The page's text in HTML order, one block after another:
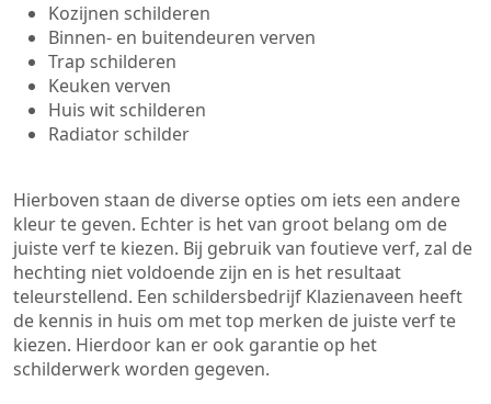
Kozijnen schilderen
Binnen- en buitendeuren verven
Trap schilderen
Keuken verven
Huis wit schilderen
Radiator schilder
Hierboven staan de diverse opties om iets een andere
kleur te geven. Echter is het van groot belang om de
juiste verf te kiezen. Bij gebruik van foutieve verf, zal de
hechting niet voldoende zijn en is het resultaat
teleurstellend. Een schildersbedrijf Klazienaveen heeft
de kennis in huis om met top merken de juiste verf te
kiezen. Hierdoor kan er ook garantie op het
schilderwerk worden gegeven.